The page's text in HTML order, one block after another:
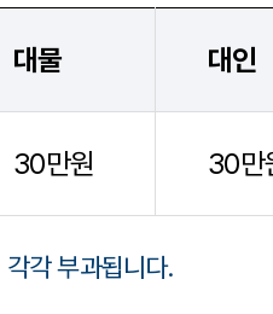
대물 대인
30만원 30만
각 부과됩니다.